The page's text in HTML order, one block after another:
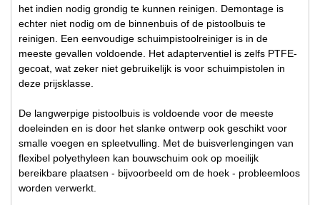
het indien nodig grondig te kunnen reinigen. Demontage is
echter niet nodig om de binnenbuis of de pistoolbuis te
reinigen. Een eenvoudige schuimpistoolreiniger is in de
meeste gevallen voldoende. Het adapterventiel is zelfs PTFE-
gecoat, wat zeker niet gebruikelijk is voor schuimpistolen in
deze prijsklasse.
De langwerpige pistoolbuis is voldoende voor de meeste
doeleinden en is door het slanke ontwerp ook geschikt voor
smalle voegen en spleetvulling. Met de buisverlengingen van
flexibel polyethyleen kan bouwschuim ook op moeilijk
bereikbare plaatsen - bijvoorbeeld om de hoek - probleemloos
worden verwerkt.